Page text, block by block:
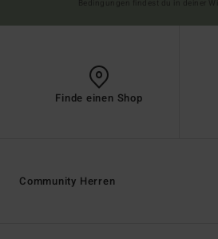
Finde einen Shop
Community Herren